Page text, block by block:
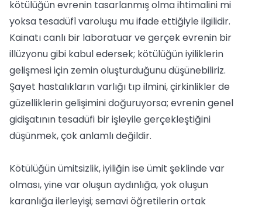
kötülüğün evrenin tasarlanmış olma ihtimalini mi
yoksa tesadüfî varoluşu mu ifade ettiğiyle ilgilidir.
Kainatı canlı bir laboratuar ve gerçek evrenin bir
illüzyonu gibi kabul edersek; kötülüğün iyiliklerin
gelişmesi için zemin oluşturduğunu düşünebiliriz.
Şayet hastalıkların varlığı tıp ilmini, çirkinlikler de
güzelliklerin gelişimini doğuruyorsa; evrenin genel
gidişatının tesadüfi bir işleyile gerçekleştiğini
düşünmek, çok anlamlı değildir.
Kötülüğün ümitsizlik, iyiliğin ise ümit şeklinde var
olması, yine var oluşun aydınlığa, yok oluşun
karanlığa ilerleyişi; semavi öğretilerin ortak